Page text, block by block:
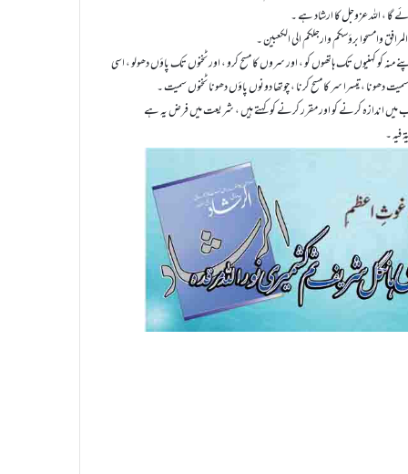
گا ، اللہ عزوجل کا ارشاد ہے ۔
وامسحوا برؤسکم وارجلکم الی الکعبین ۔
منہ کو کہنیوں تک ہاتھوں کو ، اور سروں کا مسح کرو ، اور ٹخنوں تک پاؤں دھولو ، اسی
دھونا ، تیسرا سر کا مسح کرنا ، چوتھا دونوں پاؤں دھونا ٹخنوں سمیت ۔
فیہ ۔